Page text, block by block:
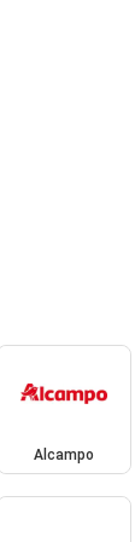
Alcampo